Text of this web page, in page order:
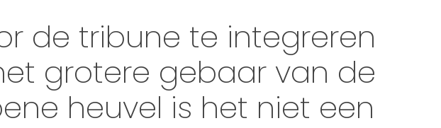
de tribune te integreren
grotere gebaar van de
heuvel is het niet een